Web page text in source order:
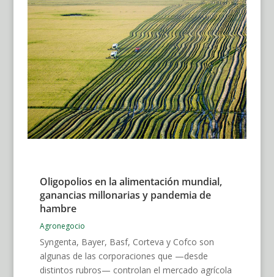
Oligopolios en la alimentación mundial,
ganancias millonarias y pandemia de
hambre
Agronegocio
Syngenta, Bayer, Basf, Corteva y Cofco son
algunas de las corporaciones que —desde
distintos rubros— controlan el mercado agrícola